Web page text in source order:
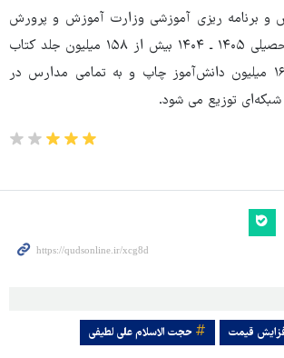
و برنامه ریزی آموزشی وزارت آموزش و پرورش
اظهار کرد: در سال تحصیلی ۱۴۰۵ ـ ۱۴۰۴ بیش از ۱۵۸ میلیون جلد کتاب
درسی برای بیش از ۱۶ میلیون دانش‌آموز چاپ و به تمامی مدارس در
توزیع می شود.
قیمت حجت الاسلام علی لطیفی